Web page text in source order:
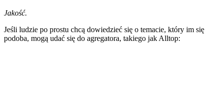
Jakość.
Jeśli ludzie po prostu chcą dowiedzieć się o temacie, który im się
podoba, mogą udać się do agregatora, takiego jak Alltop: